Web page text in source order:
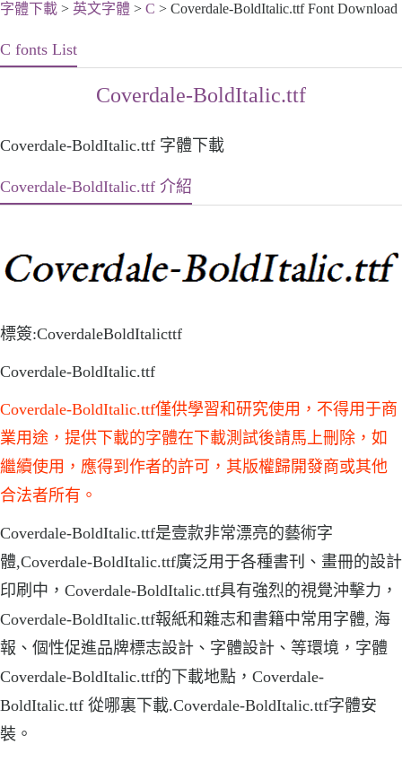
字體下載 > 英文字體 > C > Coverdale-BoldItalic.ttf Font Download
C fonts List
Coverdale-BoldItalic.ttf
Coverdale-BoldItalic.ttf 字體下載
Coverdale-BoldItalic.ttf 介紹
標簽:CoverdaleBoldItalicttf
Coverdale-BoldItalic.ttf
Coverdale-BoldItalic.ttf僅供學習和研究使用，不得用于商
業用途，提供下載的字體在下載測試後請馬上刪除，如
繼續使用，應得到作者的許可，其版權歸開發商或其他
合法者所有。
Coverdale-BoldItalic.ttf是壹款非常漂亮的藝術字
體,Coverdale-BoldItalic.ttf廣泛用于各種書刊、畫冊的設計
印刷中，Coverdale-BoldItalic.ttf具有強烈的視覺沖擊力，
Coverdale-BoldItalic.ttf報紙和雜志和書籍中常用字體, 海
報、個性促進品牌標志設計、字體設計、等環境，字體
Coverdale-BoldItalic.ttf的下載地點，Coverdale-
BoldItalic.ttf 從哪裏下載.Coverdale-BoldItalic.ttf字體安
裝。